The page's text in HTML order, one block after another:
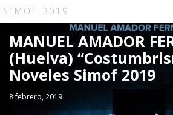
SIMOF 2019
MANUEL AMADOR
(Huelva)
Noveles Simof 2019
8 febrero, 2019